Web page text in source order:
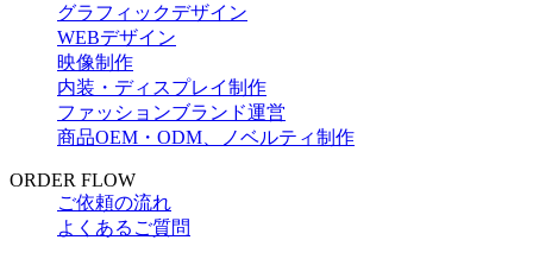
グラフィックデザイン
WEBデザイン
映像制作
内装・ディスプレイ制作
ファッションブランド運営
商品OEM・ODM、ノベルティ制作
ORDER FLOW
ご依頼の流れ
よくあるご質問